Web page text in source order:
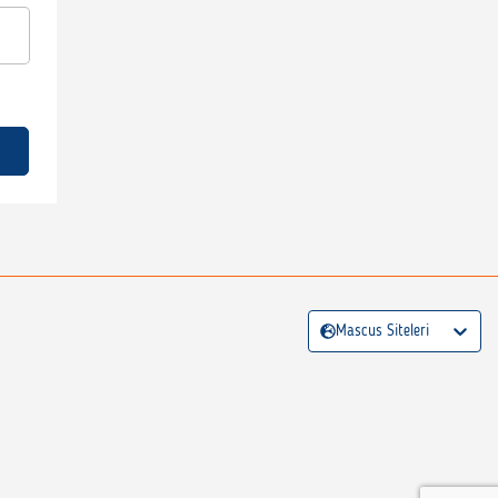
Mascus Siteleri